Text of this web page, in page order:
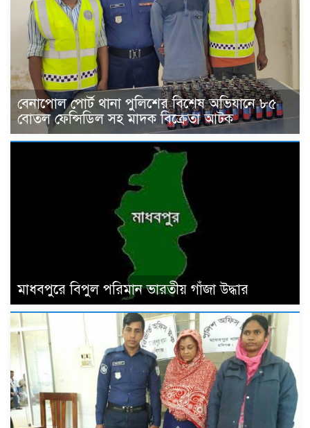
বেনাপোল পোর্ট থানা পুলিশের বিশেষ অভিযানে ৮৫
বোতল ফেন্সিডিল সহ মাদক বিক্রেতা আটক
মাধবপুরে বিপুল পরিমান ভারতীয় গাঁজা উদ্ধার